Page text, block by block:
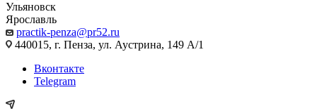
Ульяновск
Ярославль
practik-penza@pr52.ru
440015, г. Пенза, ул. Аустрина, 149 А/1
Вконтакте
Telegram